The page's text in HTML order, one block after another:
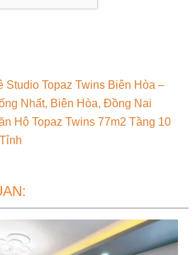
Studio Topaz Twins Biên Hòa –
Nhất, Biên Hòa, Đồng Nai
Hộ Topaz Twins 77m2 Tầng 10